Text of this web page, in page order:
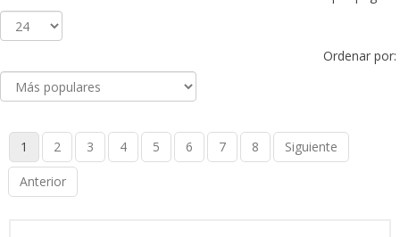
Ordenar por:
1 2 3 4 5 6 7 8 Siguiente
Anterior